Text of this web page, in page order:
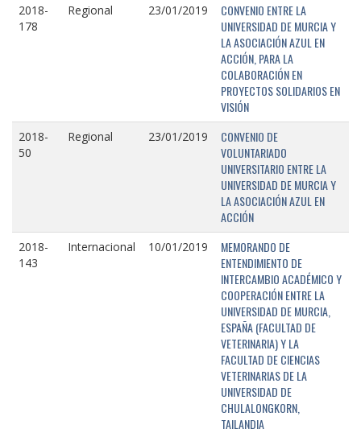
2018-
178
Regional 23/01/2019
CONVENIO ENTRE LA
UNIVERSIDAD DE MURCIA Y
LA ASOCIACIÓN AZUL EN
ACCIÓN, PARA LA
COLABORACIÓN EN
PROYECTOS SOLIDARIOS EN
VISIÓN
2018-
50
Regional 23/01/2019
CONVENIO DE
VOLUNTARIADO
UNIVERSITARIO ENTRE LA
UNIVERSIDAD DE MURCIA Y
LA ASOCIACIÓN AZUL EN
ACCIÓN
2018-
143
Internacional 10/01/2019
MEMORANDO DE
ENTENDIMIENTO DE
INTERCAMBIO ACADÉMICO Y
COOPERACIÓN ENTRE LA
UNIVERSIDAD DE MURCIA,
ESPAÑA (FACULTAD DE
VETERINARIA) Y LA
FACULTAD DE CIENCIAS
VETERINARIAS DE LA
UNIVERSIDAD DE
CHULALONGKORN,
TAILANDIA